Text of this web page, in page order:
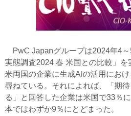
PwC Japanグループは2024年4～
実態調査2024 春 米国との比較」を
米両国の企業に生成AIの活用にお
尋ねている。それによれば、「期
る」と回答した企業は米国で33％
本ではわずか9％にとどまった。